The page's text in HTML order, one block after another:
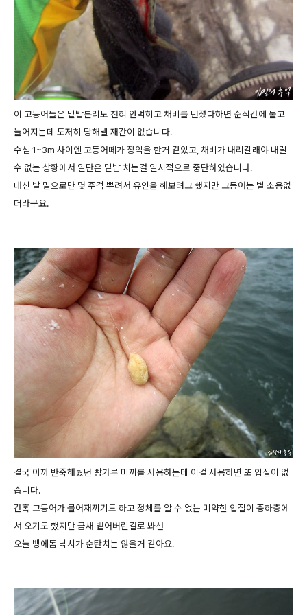
이 고등어들은 밑밥분리도 전혀 안먹히고 채비를 던졌다하면 순식간에 물고
늘어지는데 도저히 당해낼 재간이 없습니다.
수심 1~3m 사이엔 고등어떼가 장악을 한거 같았고, 채비가 내려갈래야 내릴
수 없는 상황에서 일단은 밑밥 치는걸 일시적으로 중단하였습니다.
대신 발 밑으로만 몇 주걱 뿌려서 유인을 해보려고 했지만 고등어는 별 소용없
더라구요.
결국 아까 반죽해뒀던 빵가루 미끼를 사용하는데 이걸 사용하면 또 입질이 없
습니다.
간혹 고등어가 물어재끼기도 하고 정체를 알 수 없는 미약한 입질이 중하층에
서 오기도 했지만 금새 뱉어버린걸로 봐선
오늘 벵에돔 낚시가 순탄치는 않을거 같아요.